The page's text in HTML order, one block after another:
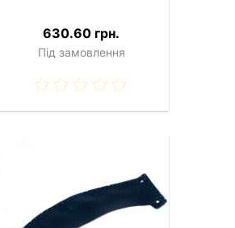
630.60 грн.
Під замовлення